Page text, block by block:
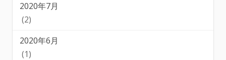
2020年7月
(2)
2020年6月
(1)